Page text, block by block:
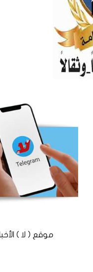
موقع ( لا ) الأخباري المستقل ©